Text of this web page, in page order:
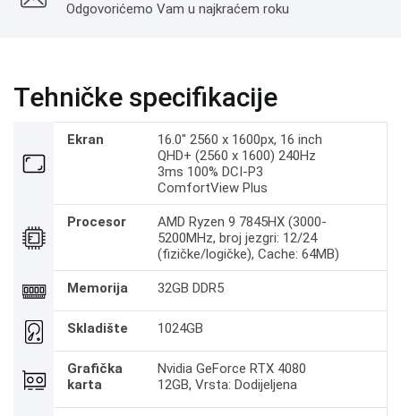
Odgovorićemo Vam u najkraćem roku
Tehničke specifikacije
Ekran
16.0" 2560 x 1600px, 16 inch
QHD+ (2560 x 1600) 240Hz
3ms 100% DCI-P3
ComfortView Plus
Procesor
AMD Ryzen 9 7845HX (3000-
5200MHz, broj jezgri: 12/24
(fizičke/logičke), Cache: 64MB)
Memorija 32GB DDR5
Skladište 1024GB
Grafička
karta
Nvidia GeForce RTX 4080
12GB, Vrsta: Dodijeljena